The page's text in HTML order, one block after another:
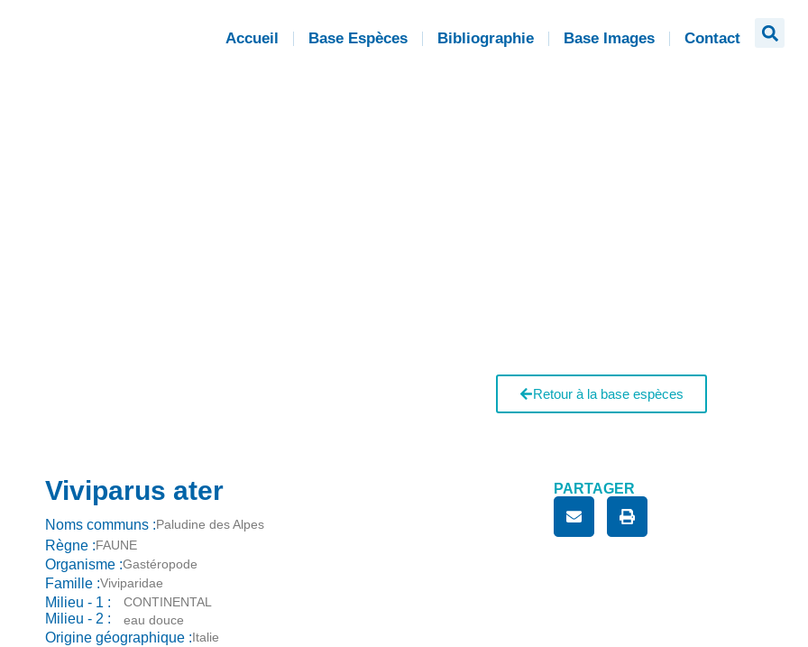
Accueil Base Espèces Bibliographie Base Images Contact
Retour à la base espèces
Viviparus ater
Noms communs :Paludine des Alpes
Règne :FAUNE
Organisme :Gastéropode
Famille :Viviparidae
Milieu - 1 : CONTINENTAL
Milieu - 2 : eau douce
Origine géographique :Italie
PARTAGER